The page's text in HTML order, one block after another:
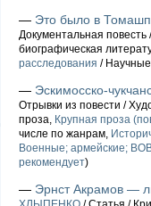
— Это было в
Документальная повесть
биографическая
расследования /
— Эскимосско-
Отрывки из повести /
проза, Крупная проза
числе по жанрам,
Военные; армейские;
рекомендует)
— Эрнст Акрамов —